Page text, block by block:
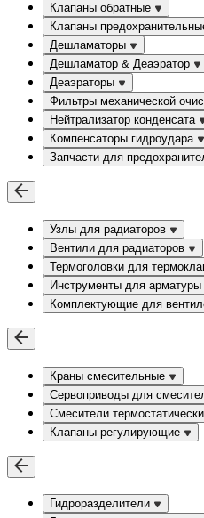
Клапаны обратные
Клапаны
Дешламаторы
Дешламатор & Деаэратор
Деаэраторы
Фильтры механической
Нейтрализатор конденсата
Компенсаторы гидроудара
Запчасти для
Узлы для радиаторов
Вентили для радиаторов
Термоголовки для
Инструменты для арматуры
Комплектующие для
Краны смесительные
Сервоприводы для
Смесители
Клапаны регулирующие
Гидроразделители